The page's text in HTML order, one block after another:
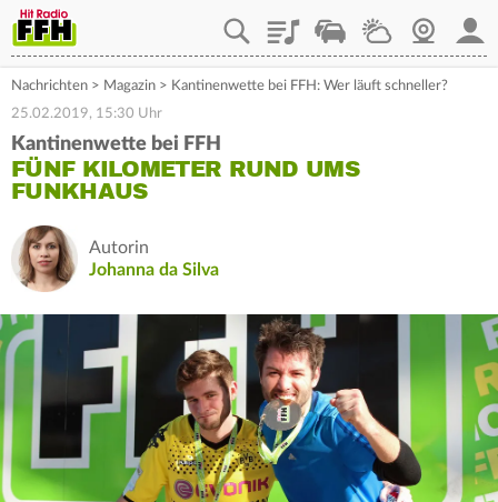
PlaylistStaupilotWetterWebcam
Nachrichten > Magazin > Kantinenwette bei FFH: Wer läuft schneller?
25.02.2019, 15:30 Uhr
Kantinenwette bei FFH
FÜNF KILOMETER RUND UMS
FUNKHAUS
Autorin
Johanna da Silva